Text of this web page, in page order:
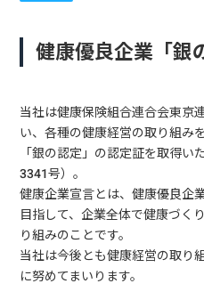
健康優良企業「銀
当社は健康保険組合連合会東京
い、各種の健康経営の取り組み
「銀の認定」の認定証を取得
3341号）。
健康企業宣言とは、健康優良企
目指して、企業全体で健康づく
り組みのことです。
当社は今後とも健康経営の取り
に努めてまいります。